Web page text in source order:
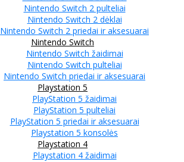
Nintendo Switch 2 pulteliai
Nintendo Switch 2 dėklai
Nintendo Switch 2 priedai ir aksesuarai
Nintendo Switch
Nintendo Switch žaidimai
Nintendo Switch pulteliai
Nintendo Switch priedai ir aksesuarai
Playstation 5
PlayStation 5 žaidimai
PlayStation 5 pulteliai
PlayStation 5 priedai ir aksesuarai
Playstation 5 konsolės
Playstation 4
Playstation 4 žaidimai